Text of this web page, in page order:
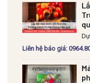
Liên hệ báo giá: